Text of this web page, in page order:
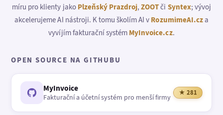
míru pro klienty jako Plzeňský Prazdroj,ZOOTči Syntex; vývoj
akcelerujeme AI nástroji. K tomu školím AI v RozumimeAI.cza
vyvíjím fakturační systém MyInvoice.cz.
OPEN SOURCE NA GITHUBU
MyInvoice
Fakturační a účetní systém pro menší firmy
★ 281